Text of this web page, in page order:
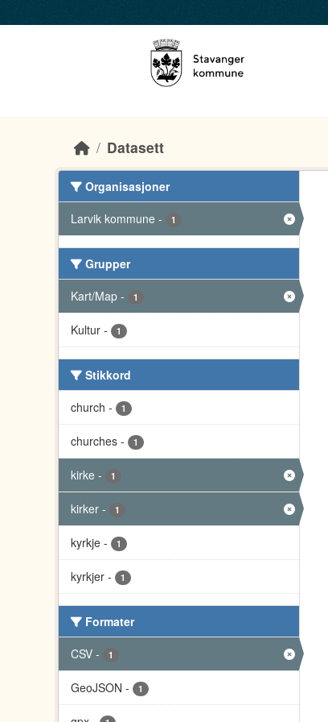
Datasett
Organisasjoner
Larvik kommune - 1
Grupper
Kart/Map - 1
Kultur - 1
Stikkord
church - 1
churches - 1
kirke - 1
kirker - 1
kyrkje - 1
kyrkjer - 1
Formater
CSV - 1
GeoJSON - 1